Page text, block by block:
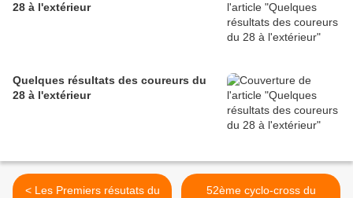
28 à l'extérieur
Quelques résultats des coureurs du
28 à l'extérieur
< Les Premiers résutats du
52ème cyclo-cross du